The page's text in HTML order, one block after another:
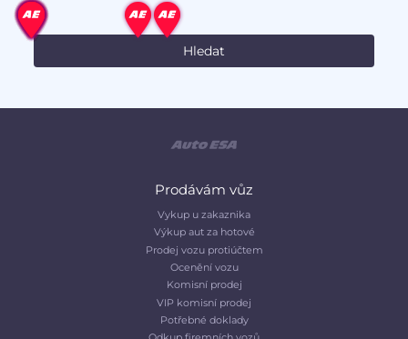
Prodávám vůz
Vykup u zakaznika
Výkup aut za hotové
Prodej vozu protiúčtem
Ocenění vozu
Komisní prodej
VIP komisní prodej
Potřebné doklady